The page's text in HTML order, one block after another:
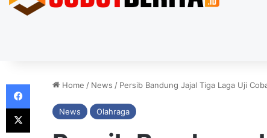
Home / News / Persib Bandung Jajal Tiga Laga Uji
News Olahraga
Facebook
X